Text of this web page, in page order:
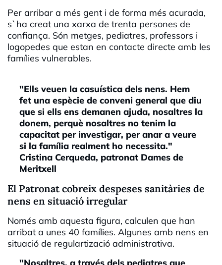
Per arribar a més gent i de forma més acurada,
s`ha creat una xarxa de trenta persones de
confiança. Són metges, pediatres, professors i
logopedes que estan en contacte directe amb les
famílies vulnerables.
"Ells veuen la casuística dels nens. Hem
fet una espècie de conveni general que diu
que si ells ens demanen ajuda, nosaltres la
donem, perquè nosaltres no tenim la
capacitat per investigar, per anar a veure
si la família realment ho necessita."
Cristina Cerqueda, patronat Dames de
Meritxell
El Patronat cobreix despeses sanitàries de
nens en situació irregular
Només amb aquesta figura, calculen que han
arribat a unes 40 famílies. Algunes amb nens en
situació de regulartizació administrativa.